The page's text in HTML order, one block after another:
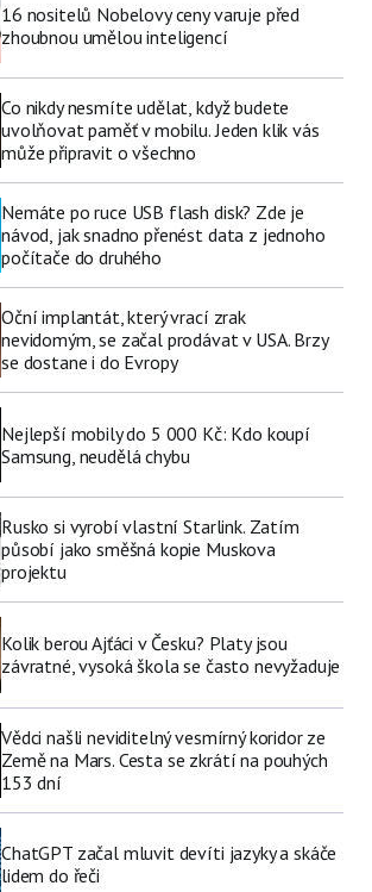
16 nositelů Nobelovy ceny varuje před
zhoubnou umělou inteligencí
Co nikdy nesmíte udělat, když budete
uvolňovat paměť v mobilu. Jeden klik vás
může připravit o všechno
Nemáte po ruce USB flash disk? Zde je
návod, jak snadno přenést data z jednoho
počítače do druhého
Oční implantát, který vrací zrak
nevidomým, se začal prodávat v USA. Brzy
se dostane i do Evropy
Nejlepší mobily do 5 000 Kč: Kdo koupí
Samsung, neudělá chybu
Rusko si vyrobí vlastní Starlink. Zatím
působí jako směšná kopie Muskova
projektu
Kolik berou Ajťáci v Česku? Platy jsou
závratné, vysoká škola se často nevyžaduje
Vědci našli neviditelný vesmírný koridor ze
Země na Mars. Cesta se zkrátí na pouhých
153 dní
ChatGPT začal mluvit devíti jazyky a skáče
lidem do řeči